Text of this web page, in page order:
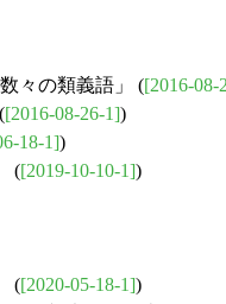
々の類義語」 ([2016-08-
[2016-08-26-1])
18-1])
([2019-10-10-1])
([2020-05-18-1])